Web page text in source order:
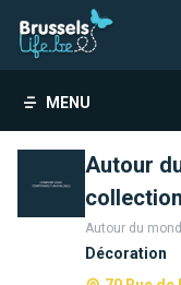
MENU
Autour
collection
Autour du
Décoration